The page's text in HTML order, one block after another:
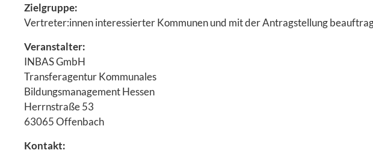
Zielgruppe:
Vertreter:innen interessierter Kommunen und mit der Antragstellung
Veranstalter:
INBAS GmbH
Transferagentur Kommunales
Bildungsmanagement Hessen
Herrnstraße 53
63065 Offenbach
Kontakt: